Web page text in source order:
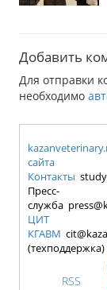
Добавить
Для отправки
необходимо
сайта
Контакты
Пресс-
служба
ЦИТ
КГАВМ
(техподдержка)
RSS